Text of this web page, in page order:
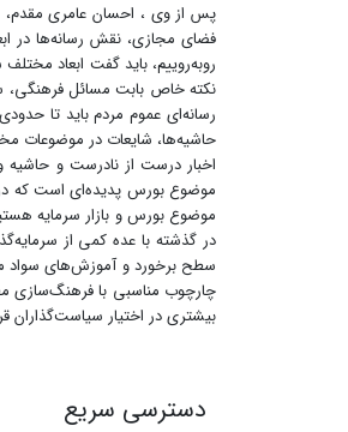
پس از وی ، احسان عامری مقدم،
فضای مجازی، نقش رسانه‌ها در
روبه‌روییم، باید گفت ابعاد
نکته خاص بابت مسائل فرهنگی،
رسانه‌ای عموم مردم باید تا
حاشیه‌ها، شایعات در موضوعات
اخبار درست از نادرست و حاشیه
موضوع بورس پدیده‌ای است که در
موضوع بورس و بازار سرمایه
در گذشته با عده کمی از
سطح برخورد و آموزش‌های سواد
چارچوب مناسبی با فرهنگ‌سازی
بیشتری در اختیار سیاست‌گذاران
دسترسی سریع